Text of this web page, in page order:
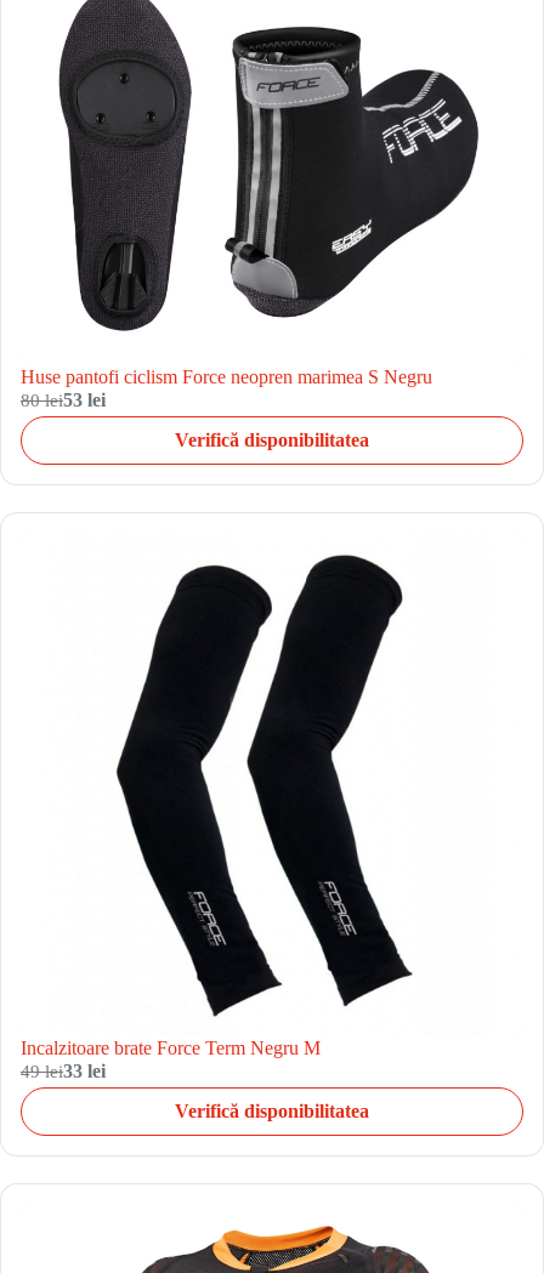
Huse pantofi ciclism Force neopren marimea S Negru
80 lei53 lei
Verifică disponibilitatea
Incalzitoare brate Force Term Negru M
49 lei33 lei
Verifică disponibilitatea